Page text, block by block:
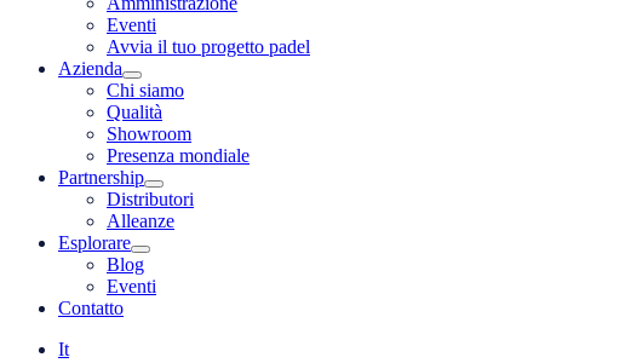
Eventi
Avvia il tuo progetto padel
Azienda
Chi siamo
Qualità
Showroom
Presenza mondiale
Partnership
Distributori
Alleanze
Esplorare
Blog
Eventi
Contatto
It